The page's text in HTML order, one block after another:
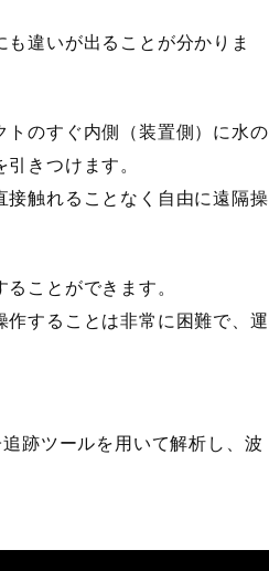
違いが出ることが分かりま
トのすぐ内側（装置側）に水の
きつけます。
接触れることなく自由に遠隔操
ことができます。
することは非常に困難で、運
跡ツールを用いて解析し、波